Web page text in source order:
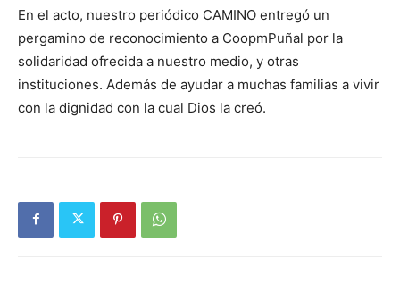
En el acto, nuestro periódico CAMINO entregó un
pergamino de reconocimiento a CoopmPuñal por la
solidaridad ofrecida a nuestro medio, y otras
instituciones. Además de ayudar a muchas familias a vivir
con la dignidad con la cual Dios la creó.